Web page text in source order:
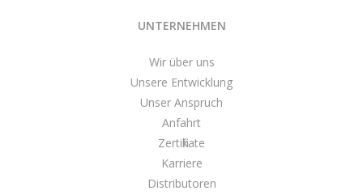
UNTERNEHMEN
Wir über uns
Unsere Entwicklung
Unser Anspruch
Anfahrt
Zertifikate
Karriere
Distributoren